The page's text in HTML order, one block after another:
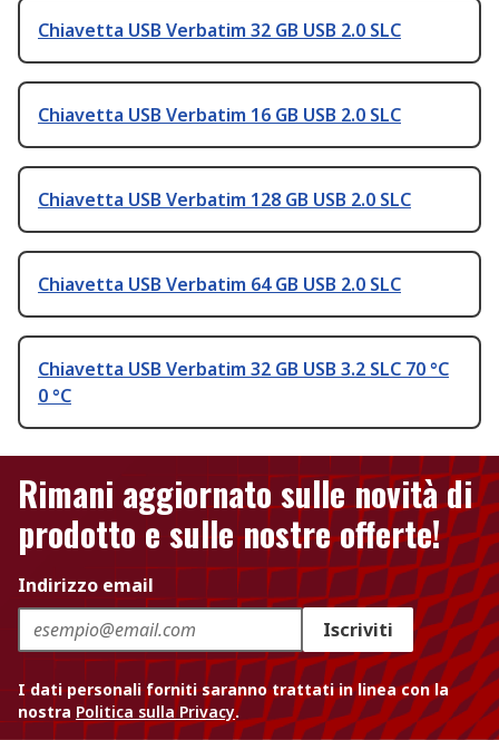
Chiavetta USB Verbatim 32 GB USB 2.0 SLC
Chiavetta USB Verbatim 16 GB USB 2.0 SLC
Chiavetta USB Verbatim 128 GB USB 2.0 SLC
Chiavetta USB Verbatim 64 GB USB 2.0 SLC
Chiavetta USB Verbatim 32 GB USB 3.2 SLC 70 °C
0 °C
Rimani aggiornato sulle novità di
prodotto e sulle nostre offerte!
Indirizzo email
Iscriviti
I dati personali forniti saranno trattati in linea con la
nostra Politica sulla Privacy.